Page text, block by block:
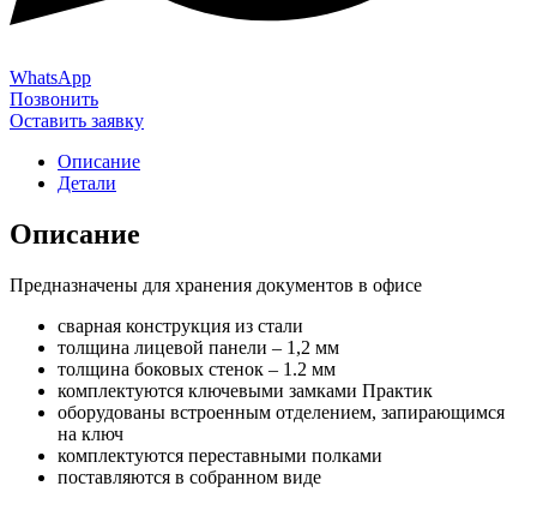
WhatsApp
Позвонить
Оставить заявку
Описание
Детали
Описание
Предназначены для хранения документов в офисе
сварная конструкция из стали
толщина лицевой панели – 1,2 мм
толщина боковых стенок – 1.2 мм
комплектуются ключевыми замками Практик
оборудованы встроенным отделением, запирающимся
на ключ
комплектуются переставными полками
поставляются в собранном виде